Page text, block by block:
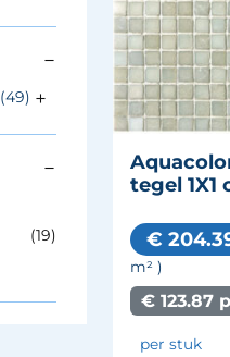
(49)
(19)
tegel 1X1
€
m² )
€ 123.87
per stuk